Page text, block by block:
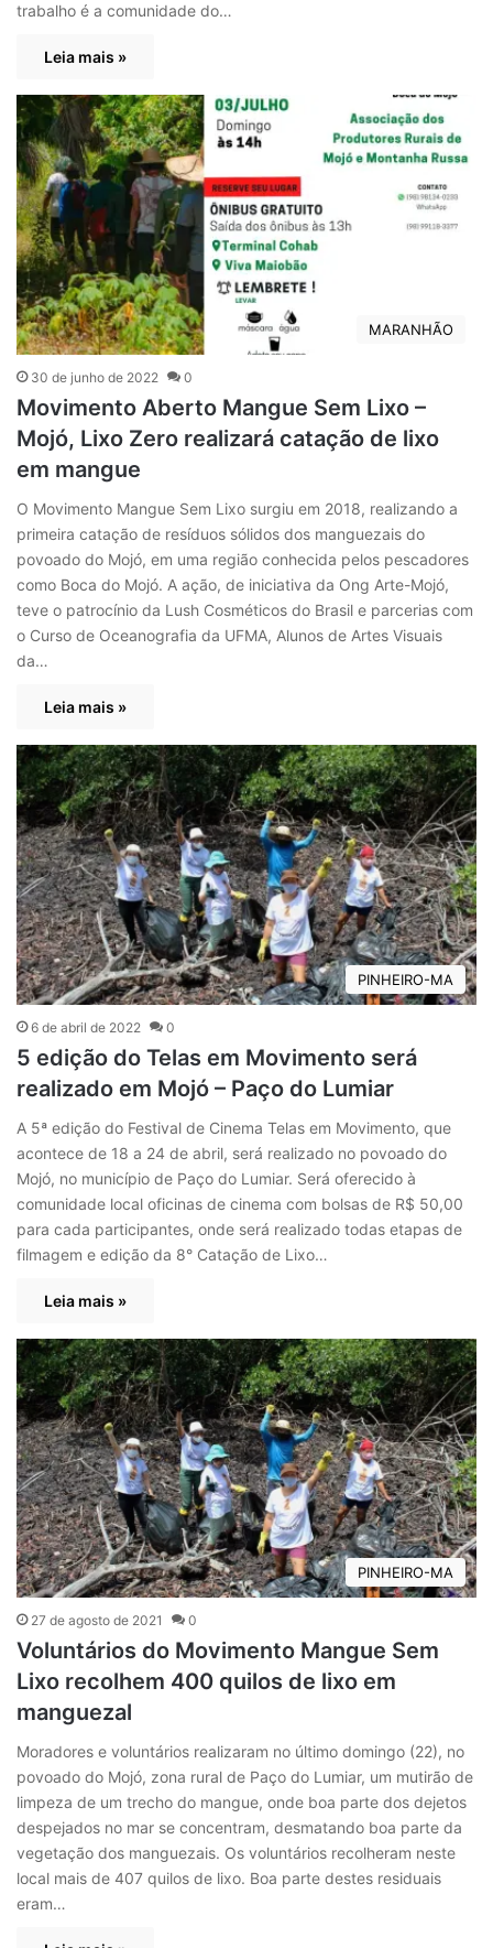
trabalho é a comunidade do…
Leia mais »
MARANHÃO
30 de junho de 2022 0
Movimento Aberto Mangue Sem Lixo –
Mojó, Lixo Zero realizará catação de lixo
em mangue
O Movimento Mangue Sem Lixo surgiu em 2018, realizando a
primeira catação de resíduos sólidos dos manguezais do
povoado do Mojó, em uma região conhecida pelos pescadores
como Boca do Mojó. A ação, de iniciativa da Ong Arte-Mojó,
teve o patrocínio da Lush Cosméticos do Brasil e parcerias com
o Curso de Oceanografia da UFMA, Alunos de Artes Visuais
da…
Leia mais »
PINHEIRO-MA
6 de abril de 2022 0
5 edição do Telas em Movimento será
realizado em Mojó – Paço do Lumiar
A 5ª edição do Festival de Cinema Telas em Movimento, que
acontece de 18 a 24 de abril, será realizado no povoado do
Mojó, no município de Paço do Lumiar. Será oferecido à
comunidade local oficinas de cinema com bolsas de R$ 50,00
para cada participantes, onde será realizado todas etapas de
filmagem e edição da 8° Catação de Lixo…
Leia mais »
PINHEIRO-MA
27 de agosto de 2021 0
Voluntários do Movimento Mangue Sem
Lixo recolhem 400 quilos de lixo em
manguezal
Moradores e voluntários realizaram no último domingo (22), no
povoado do Mojó, zona rural de Paço do Lumiar, um mutirão de
limpeza de um trecho do mangue, onde boa parte dos dejetos
despejados no mar se concentram, desmatando boa parte da
vegetação dos manguezais. Os voluntários recolheram neste
local mais de 407 quilos de lixo. Boa parte destes residuais
eram…